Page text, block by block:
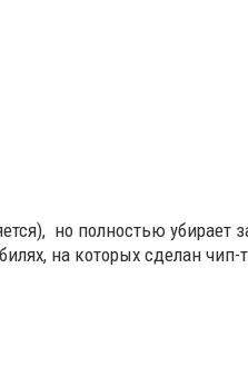
но полностью убирает
на которых сделан чип-